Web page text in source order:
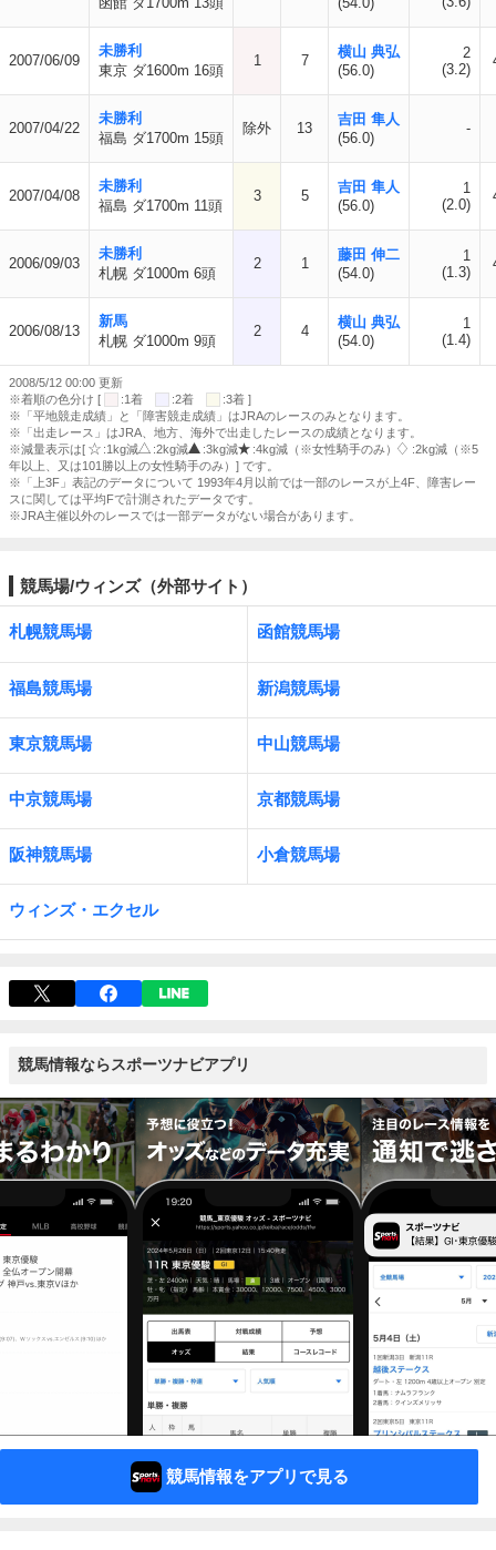
2007/06/09
未勝利
東京 ダ1600m 16頭
1 7
横山 典弘
(56.0)
2
(3.2)
2007/04/22
未勝利
福島 ダ1700m 15頭
除外 13
吉田 隼人
(56.0)
-
2007/04/08
未勝利
福島 ダ1700m 11頭
3 5
吉田 隼人
(56.0)
1
(2.0)
2006/09/03
未勝利
札幌 ダ1000m 6頭
2 1
藤田 伸二
(54.0)
1
(1.3)
2006/08/13
新馬
札幌 ダ1000m 9頭
2 4
横山 典弘
(54.0)
1
(1.4)
2008/5/12 00:00 更新
※着順の色分け [
:1着 :2着
:3着 ]
※「平地競走成績」と「障害競走成績」はJRAのレースのみとなります。
※「出走レース」はJRA、地方、海外で出走したレースの成績となります。
※減量表示は[
:1kg減 :2kg減 :3kg減 :4kg減（※女性騎手のみ）
:2kg減（※5
年以上、又は101勝以上の女性騎手のみ）] です。
※「上3F」表記のデータについて 1993年4月以前では一部のレースが上4F、障害レー
スに関しては平均Fで計測されたデータです。
※JRA主催以外のレースでは一部データがない場合があります。
競馬場/ウィンズ（外部サイト）
札幌競馬場 函館競馬場
福島競馬場 新潟競馬場
東京競馬場 中山競馬場
中京競馬場 京都競馬場
阪神競馬場 小倉競馬場
ウィンズ・エクセル
競馬情報ならスポーツナビアプリ
競馬情報をアプリで見る